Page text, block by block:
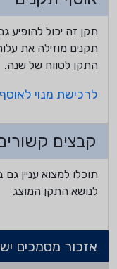
תקן זה יכול
תקנים מוזילה את
התקן לטווח של שנה.
לרכישת מנוי
קבצים
תוכלו למצוא עניין
לנושא התקן המוצג
אזכור מסמכים